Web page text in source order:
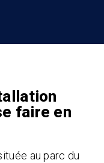
faire en
au parc du